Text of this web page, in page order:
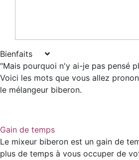
Bienfaits
"Mais pourquoi n'y ai-je pas pensé
Voici les mots que vous allez
le mélangeur biberon.
Gain de temps
Le mixeur biberon est un gain de
plus de temps à vous occuper de